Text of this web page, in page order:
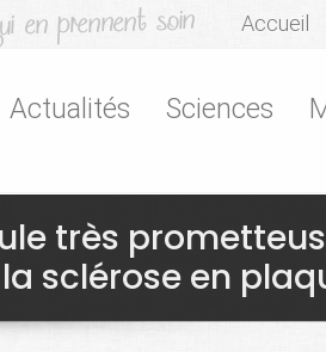
Accueil
Actualités Sciences
très
sclérose en